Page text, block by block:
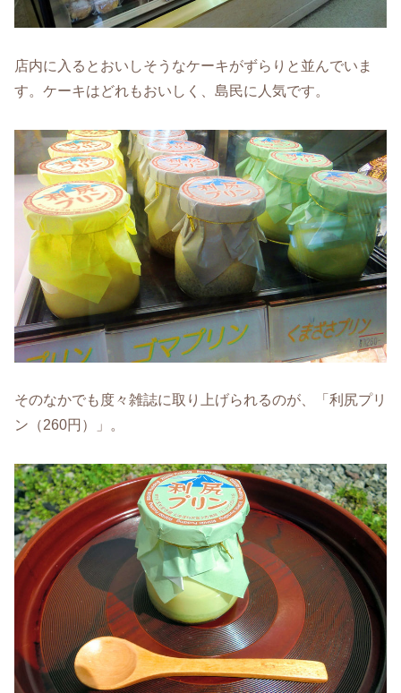
店内に入るとおいしそうなケーキがずらりと並んでいま
す。ケーキはどれもおいしく、島民に人気です。
そのなかでも度々雑誌に取り上げられるのが、「利尻プリ
ン（260円）」。